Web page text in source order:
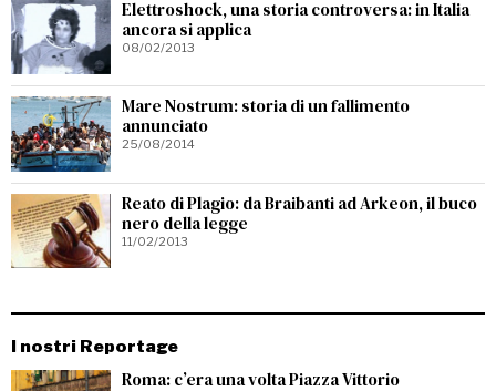
Elettroshock, una storia controversa: in Italia
ancora si applica
08/02/2013
Mare Nostrum: storia di un fallimento
annunciato
25/08/2014
Reato di Plagio: da Braibanti ad Arkeon, il buco
nero della legge
11/02/2013
I nostri Reportage
Roma: c’era una volta Piazza Vittorio